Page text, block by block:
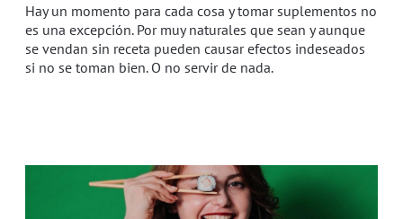
Hay un momento para cada cosa y tomar suplementos no
es una excepción. Por muy naturales que sean y aunque
se vendan sin receta pueden causar efectos indeseados
si no se toman bien. O no servir de nada.